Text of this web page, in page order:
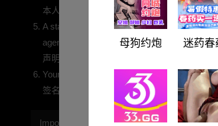
本人在诚信基础上郑重声明，该内容的使用
A statement that the information provided is
agent.
声明信息真实，且您是版权所有人或合法代理
Your signature (a typed full legal name is
签名（电子签名有效，如输入您的法定姓名
Important: False claims may subject you to
母狗约炮 迷药春